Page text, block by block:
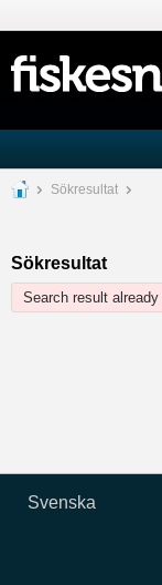
Sökresultat
Sökresultat
Search result
Svenska